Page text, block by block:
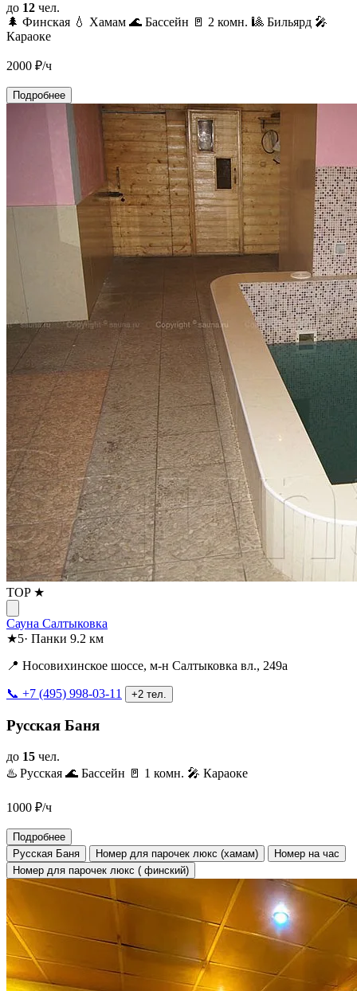
до 12 чел.
🌲 Финская 💧 Хамам 🌊 Бассейн 🚪 2 комн. 🎱 Бильярд 🎤
Караоке
2000 ₽/ч
Подробнее
TOP ★
Сауна Салтыковка
★5· Панки 9.2 км
📍 Носовихинское шоссе, м-н Салтыковка вл., 249а
📞 +7 (495) 998-03-11 +2 тел.
Русская Баня
до 15 чел.
♨️ Русская 🌊 Бассейн 🚪 1 комн. 🎤 Караоке
1000 ₽/ч
Подробнее
Русская Баня
Номер для парочек люкс (хамам)
Номер на час
Номер для парочек люкс ( финский)